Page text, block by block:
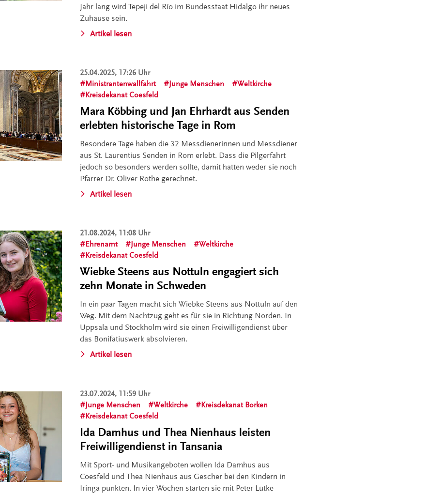
Jahr lang wird Tepeji del Río im Bundesstaat Hidalgo ihr neues
Zuhause sein.
Artikel lesen
25.04.2025, 17:26 Uhr
Ministrantenwallfahrt
Junge Menschen
Weltkirche
Kreisdekanat Coesfeld
Mara Köbbing und Jan Ehrhardt aus Senden
erlebten historische Tage in Rom
Besondere Tage haben die 32 Messdienerinnen und Messdiener
aus St. Laurentius Senden in Rom erlebt. Dass die Pilgerfahrt
jedoch so besonders werden sollte, damit hatten weder sie noch
Pfarrer Dr. Oliver Rothe gerechnet.
Artikel lesen
21.08.2024, 11:08 Uhr
Ehrenamt
Junge Menschen
Weltkirche
Kreisdekanat Coesfeld
Wiebke Steens aus Nottuln engagiert sich
zehn Monate in Schweden
In ein paar Tagen macht sich Wiebke Steens aus Nottuln auf den
Weg. Mit dem Nachtzug geht es für sie in Richtung Norden. In
Uppsala und Stockholm wird sie einen Freiwilligendienst über
das Bonifatiuswerk absolvieren.
Artikel lesen
23.07.2024, 11:59 Uhr
Junge Menschen
Weltkirche
Kreisdekanat Borken
Kreisdekanat Coesfeld
Ida Damhus und Thea Nienhaus leisten
Freiwilligendienst in Tansania
Mit Sport- und Musikangeboten wollen Ida Damhus aus
Coesfeld und Thea Nienhaus aus Gescher bei den Kindern in
Iringa punkten. In vier Wochen starten sie mit Peter Lütke